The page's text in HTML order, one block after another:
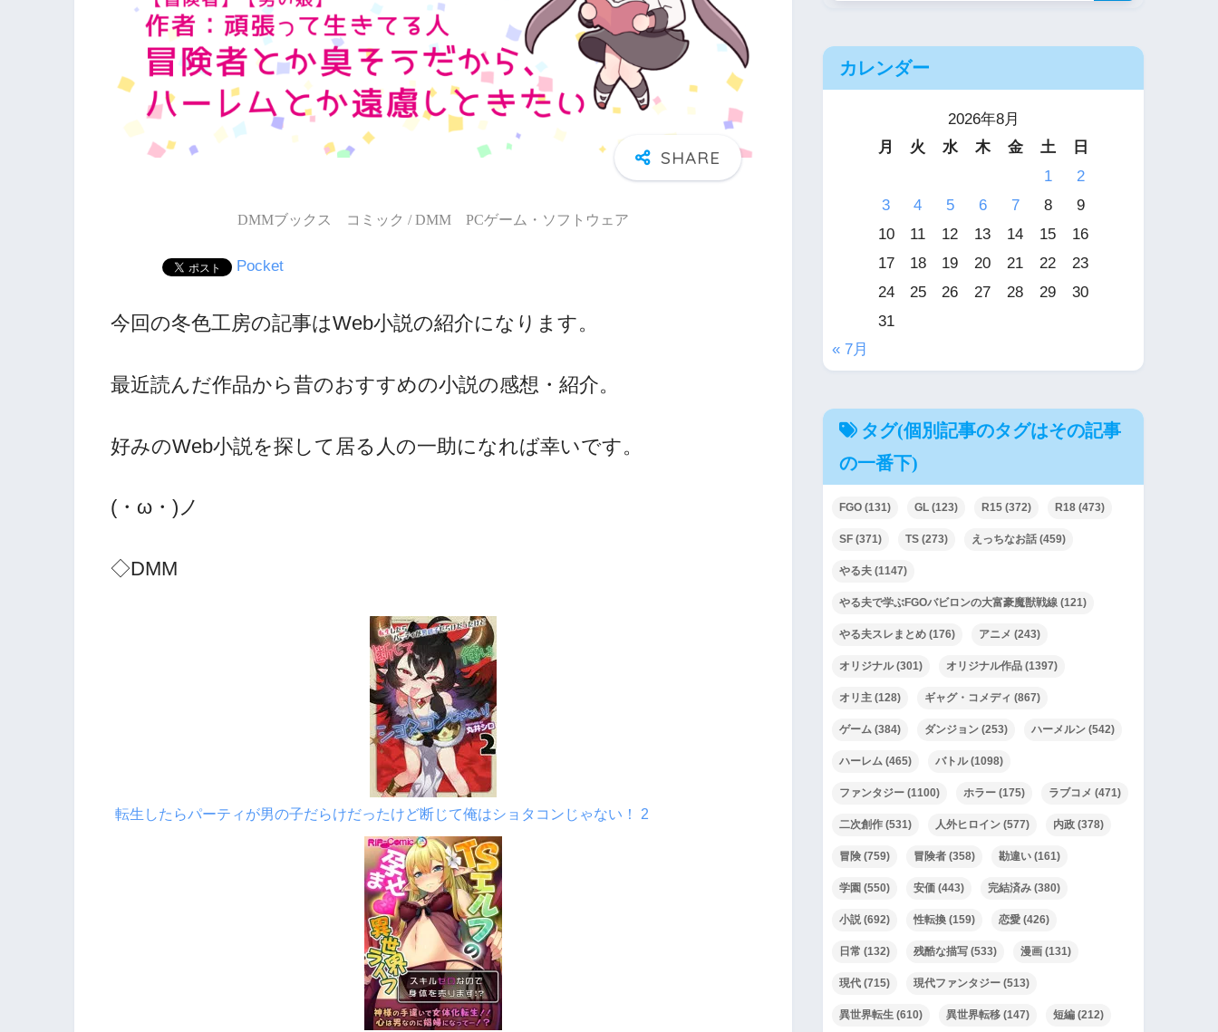
DMMブックス コミック / DMM PCゲーム・ソフトウェア
Pocket
今回の冬色工房の記事はWeb小説の紹介になります。
最近読んだ作品から昔のおすすめの小説の感想・紹介。
好みのWeb小説を探して居る人の一助になれば幸いです。
(・ω・)ノ
◇DMM
転生したらパーティが男の子だらけだったけど断じて俺はショタコンじゃない！ 2
カレンダー
2026年8月
月
火 水 木 金 土
日
1
2
3
4 5 6 7 8
9
10
11 12 13 14 15
16
17
18 19 20 21 22
23
24
25 26 27 28 29
30
31
« 7月
タグ(個別記事のタグはその記事
の一番下)
FGO (131) GL (123) R15 (372) R18 (473)
SF (371) TS (273) えっちなお話 (459)
やる夫 (1147)
やる夫で学ぶFGOバビロンの大富豪魔獣戦線 (121)
やる夫スレまとめ (176) アニメ (243)
オリジナル(301) オリジナル作品 (1397)
オリ主 (128) ギャグ・コメディ (867)
ゲーム (384) ダンジョン (253) ハーメルン (542)
ハーレム (465) バトル(1098)
ファンタジー (1100) ホラー (175) ラブコメ (471)
二次創作 (531) 人外ヒロイン (577) 内政 (378)
冒険 (759) 冒険者 (358) 勘違い (161)
学園 (550) 安価 (443) 完結済み (380)
小説(692) 性転換 (159) 恋愛 (426)
日常 (132) 残酷な描写 (533) 漫画 (131)
現代 (715) 現代ファンタジー (513)
異世界転生 (610) 異世界転移 (147) 短編 (212)